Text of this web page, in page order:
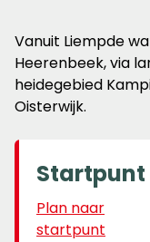
Vanuit Liempde
Heerenbeek, via
heidegebied
Oisterwijk.
Startpunt
Plan naar
startpunt